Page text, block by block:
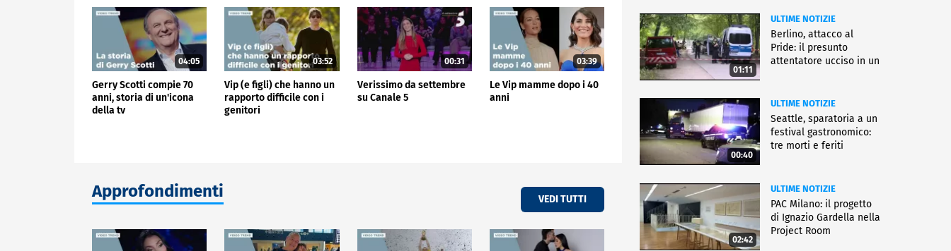
04:05
Gerry Scotti compie 70
anni, storia di un'icona
della tv
03:52
Vip (e figli) che hanno un
rapporto difficile con i
genitori
00:31
Verissimo da settembre
su Canale 5
03:39
Le Vip mamme dopo i 40
anni
Approfondimenti VEDI TUTTI
01:11
ULTIME NOTIZIE
Berlino, attacco al
Pride: il presunto
attentatore ucciso in un
00:40
ULTIME NOTIZIE
Seattle, sparatoria a un
festival gastronomico:
tre morti e feriti
02:42
ULTIME NOTIZIE
PAC Milano: il progetto
di Ignazio Gardella nella
Project Room